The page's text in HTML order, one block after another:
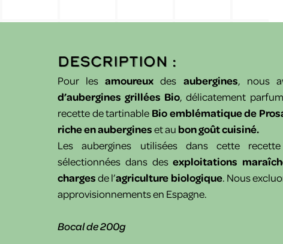
Description :
Pour lesamoureux des aubergines, nous
d’aubergines grillées Bio, délicatement
recette de tartinable Bio emblématique de
riche en aubergineset au bon goût cuisiné.
Les aubergines utilisées dans cette recette
sélectionnées dans desexploitations
chargesde l’agriculture biologique. Nous
approvisionnements en Espagne.
Bocal de 200g